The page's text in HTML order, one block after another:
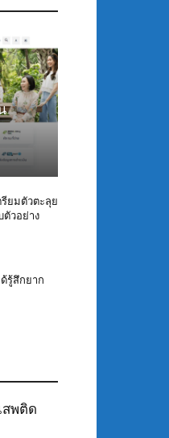
รียมตัวตะลุย
วอย่าง
รู้สึกยาก
สพติด